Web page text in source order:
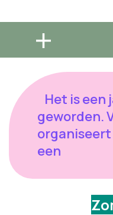
Het is
geworden.
een